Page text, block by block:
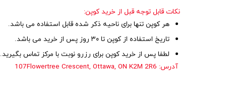
نکات قابل توجه قبل از خرید کوپن:
هر کوپن تنها برای ناحیه ذکر شده قابل استفاده می باشد.
تاریخ استفاده از کوپن تا ۳۰ روز پس از خرید می باشد.
لطفا پس از خرید کوپن برای رزرو نوبت با مرکز تماس بگیرید.
آدرس: 107Flowertree Crescent, Ottawa, ON K2M 2R6